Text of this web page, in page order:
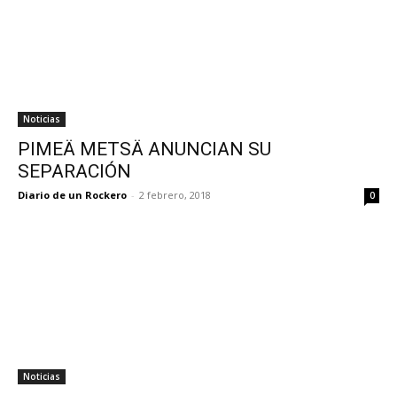
Noticias
PIMEÄ METSÄ ANUNCIAN SU
SEPARACIÓN
Diario de un Rockero - 2 febrero, 2018 0
Noticias